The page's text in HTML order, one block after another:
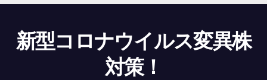
新型コロナウイルス変異株
対策！